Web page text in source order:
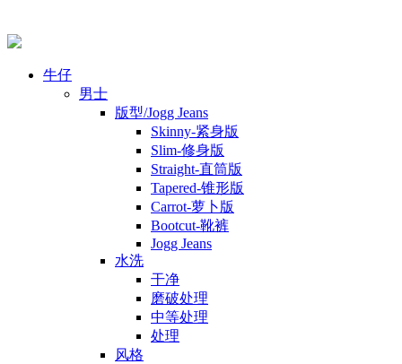
牛仔
男士
版型/Jogg Jeans
Skinny-紧身版
Slim-修身版
Straight-直筒版
Tapered-锥形版
Carrot-萝卜版
Bootcut-靴裤
Jogg Jeans
水洗
干净
磨破处理
中等处理
处理
风格